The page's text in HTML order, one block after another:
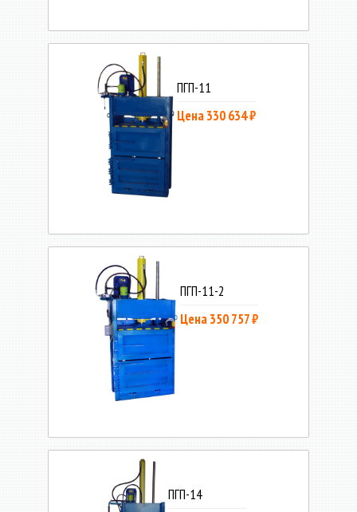
ПГП-11
Цена 330 634 ₽
ПГП-11-2
Цена 350 757 ₽
ПГП-14